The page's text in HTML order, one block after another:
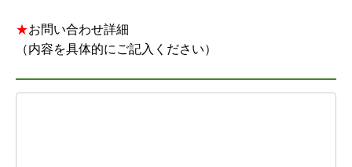
★お問い合わせ詳細
（内容を具体的にご記入ください）